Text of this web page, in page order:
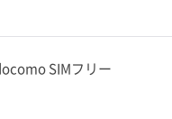
SIMフリー